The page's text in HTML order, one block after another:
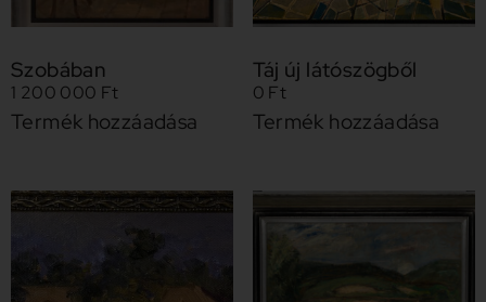
Szobában
1 200 000 Ft
Termék hozzáadása
Táj új látószögből
0 Ft
Termék hozzáadása